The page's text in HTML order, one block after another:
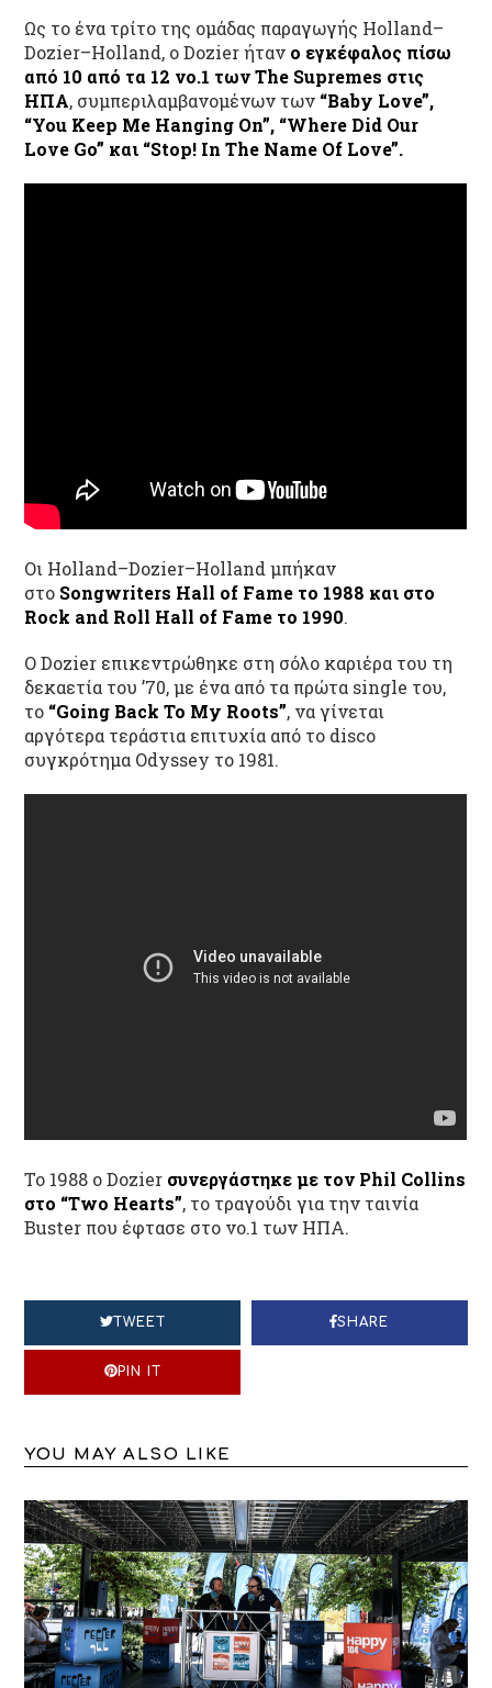
Ως το ένα τρίτο της ομάδας παραγωγής Holland–
Dozier–Holland, ο Dozier ήταν ο εγκέφαλος πίσω
από 10 από τα 12 νο.1 των The Supremes στις
ΗΠΑ, συμπεριλαμβανομένων των “Baby Love”,
“You Keep Me Hanging On”, “Where Did Our
Love Go” και “Stop! In The Name Of Love”.
Οι Holland–Dozier–Holland μπήκαν
στο Songwriters Hall of Fame το 1988 και στο
Rock and Roll Hall of Fame το 1990.
Ο Dozier επικεντρώθηκε στη σόλο καριέρα του τη
δεκαετία του ’70, με ένα από τα πρώτα single του,
το “Going Back To My Roots”, να γίνεται
αργότερα τεράστια επιτυχία από το disco
συγκρότημα Odyssey το 1981.
Το 1988 ο Dozier συνεργάστηκε με τον Phil Collins
στο “Two Hearts”, το τραγούδι για την ταινία
Buster που έφτασε στο νο.1 των ΗΠΑ.
TWEET SHARE
PIN IT
YOU MAY ALSO LIKE